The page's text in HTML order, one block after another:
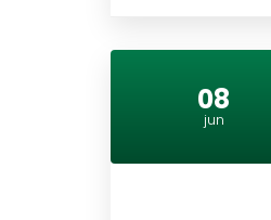
08
jun